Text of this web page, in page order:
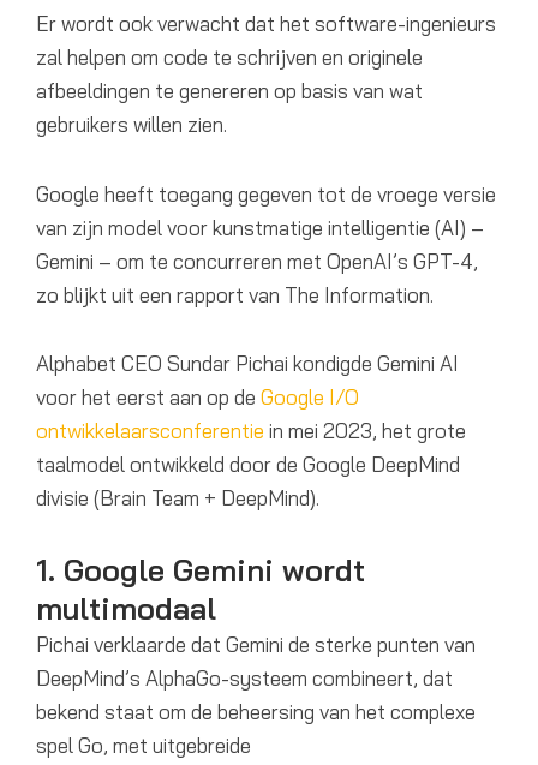
Er wordt ook verwacht dat het software-ingenieurs
zal helpen om code te schrijven en originele
afbeeldingen te genereren op basis van wat
gebruikers willen zien.
Google heeft toegang gegeven tot de vroege versie
van zijn model voor kunstmatige intelligentie (AI) –
Gemini – om te concurreren met OpenAI’s GPT-4,
zo blijkt uit een rapport van The Information.
Alphabet CEO Sundar Pichai kondigde Gemini AI
voor het eerst aan op de Google I/O
ontwikkelaarsconferentie in mei 2023, het grote
taalmodel ontwikkeld door de Google DeepMind
divisie (Brain Team + DeepMind).
1. Google Gemini wordt
multimodaal
Pichai verklaarde dat Gemini de sterke punten van
DeepMind’s AlphaGo-systeem combineert, dat
bekend staat om de beheersing van het complexe
spel Go, met uitgebreide